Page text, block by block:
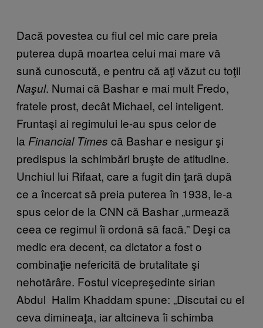
Dacă povestea cu fiul cel mic care preia
puterea după moartea celui mai mare vă
sună cunoscută, e pentru că aţi văzut cu toţii
Naşul. Numai că Bashar e mai mult Fredo,
fratele prost, decât Michael, cel inteligent.
Fruntaşi ai regimului le-au spus celor de
la Financial Times că Bashar e nesigur şi
predispus la schimbări bruşte de atitudine.
Unchiul lui Rifaat, care a fugit din ţară după
ce a încercat să preia puterea în 1938, le-a
spus celor de la CNN că Bashar „urmează
ceea ce regimul îi ordonă să facă.” Deşi ca
medic era decent, ca dictator a fost o
combinaţie nefericită de brutalitate şi
nehotărâre. Fostul vicepreşedinte sirian
Abdul Halim Khaddam spune: „Discutai cu el
ceva dimineaţa, iar altcineva îi schimba